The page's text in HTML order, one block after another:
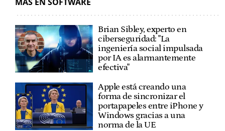
Brian Sibley, experto en
ciberseguridad: "La
ingeniería social impulsada
por IA es alarmantemente
efectiva"
Apple está creando una
forma de sincronizar el
portapapeles entre iPhone y
Windows gracias a una
norma de la UE